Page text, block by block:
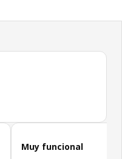
Revisiones totales:
Muy funcional